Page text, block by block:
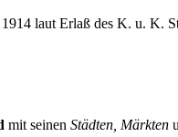
laut Erlaß des K. u.
mit seinen Städten, Märkten